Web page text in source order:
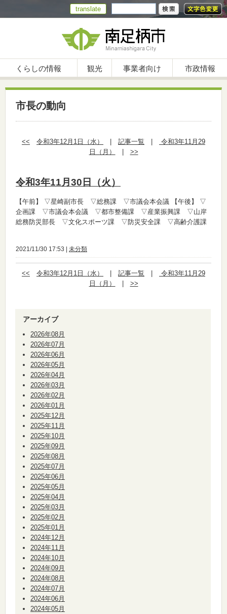
translate
くらしの情報 観光 事業者向け 市政情報
市長の動向
<< 令和3年12月1日（水） 記事一覧
令和3年11月29
日（月）
>>
令和3年11月30日（火）
【午前】 ▽星崎副市長 ▽総務課 ▽市議会本会議 【午後】
▽
企画課 ▽市議会本会議 ▽都市整備課 ▽産業振興課 ▽山岸
総務防災部長 ▽文化スポーツ課 ▽防災安全課 ▽高齢介護課
2021/11/30 17:53 | 未分類
<< 令和3年12月1日（水） 記事一覧
令和3年11月29
日（月）
>>
アーカイブ
2026年08月
2026年07月
2026年06月
2026年05月
2026年04月
2026年03月
2026年02月
2026年01月
2025年12月
2025年11月
2025年10月
2025年09月
2025年08月
2025年07月
2025年06月
2025年05月
2025年04月
2025年03月
2025年02月
2025年01月
2024年12月
2024年11月
2024年10月
2024年09月
2024年08月
2024年07月
2024年06月
2024年05月